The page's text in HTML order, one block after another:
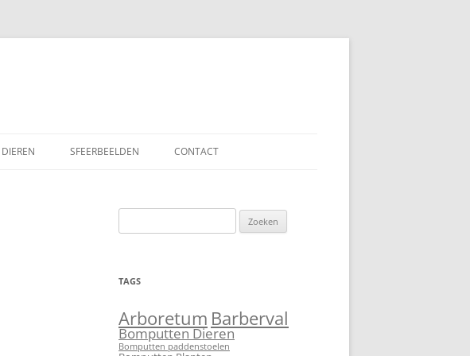
DIEREN SFEERBEELDEN CONTACT
naar:
TAGS
Arboretum Barberval
Bomputten Dieren
Bomputten paddenstoelen